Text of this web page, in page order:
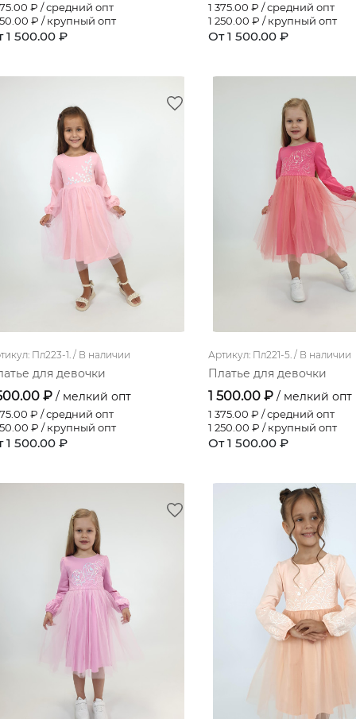
₽ / средний опт
₽ / крупный опт
1 500.00 ₽
1 375.00 ₽ / средний опт
1 250.00 ₽ / крупный опт
От 1 500.00 ₽
Пл223-1. / В наличии
для девочки
₽ / мелкий опт
₽ / средний опт
₽ / крупный опт
1 500.00 ₽
Артикул: Пл221-5. / В наличии
Платье для девочки
1 500.00 ₽ / мелкий опт
1 375.00 ₽ / средний опт
1 250.00 ₽ / крупный опт
От 1 500.00 ₽